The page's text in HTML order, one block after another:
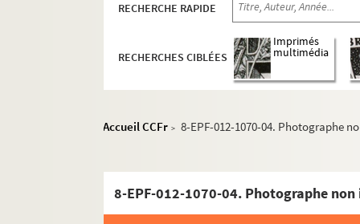
RECHERCHE RAPIDE
RECHERCHES CIBLÉES
Imprimés
multimédia
Accueil CCFr > 8-EPF-012-1070-04. Photographe
8-EPF-012-1070-04. Photographe